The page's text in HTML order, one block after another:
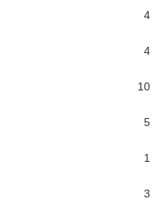
4
4
10
5
1
3